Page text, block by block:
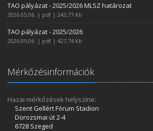
TAO pályázat - 2025/2026 MLSZ határozat
2026.05.06. | pdf | 243,77 Kb
TAO pályázat - 2025/2026
2026.05.06. | pdf | 427,74 Kb
Mérkőzésinformációk
Hazai mérkőzések helyszíne:
Szent Gellért Fórum Stadion
Dorozsmai út 2-4
6728 Szeged